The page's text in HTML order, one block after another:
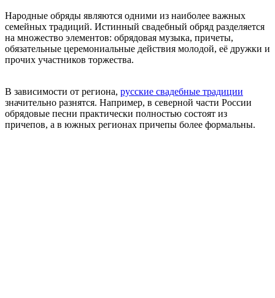
Народные обряды являются одними из наиболее важных
семейных традиций. Истинный свадебный обряд разделяется
на множество элементов: обрядовая музыка, причеты,
обязательные церемониальные действия молодой, её дружки и
прочих участников торжества.
В зависимости от региона, русские свадебные традиции
значительно разнятся. Например, в северной части России
обрядовые песни практически полностью состоят из
причепов, а в южных регионах причепы более формальны.